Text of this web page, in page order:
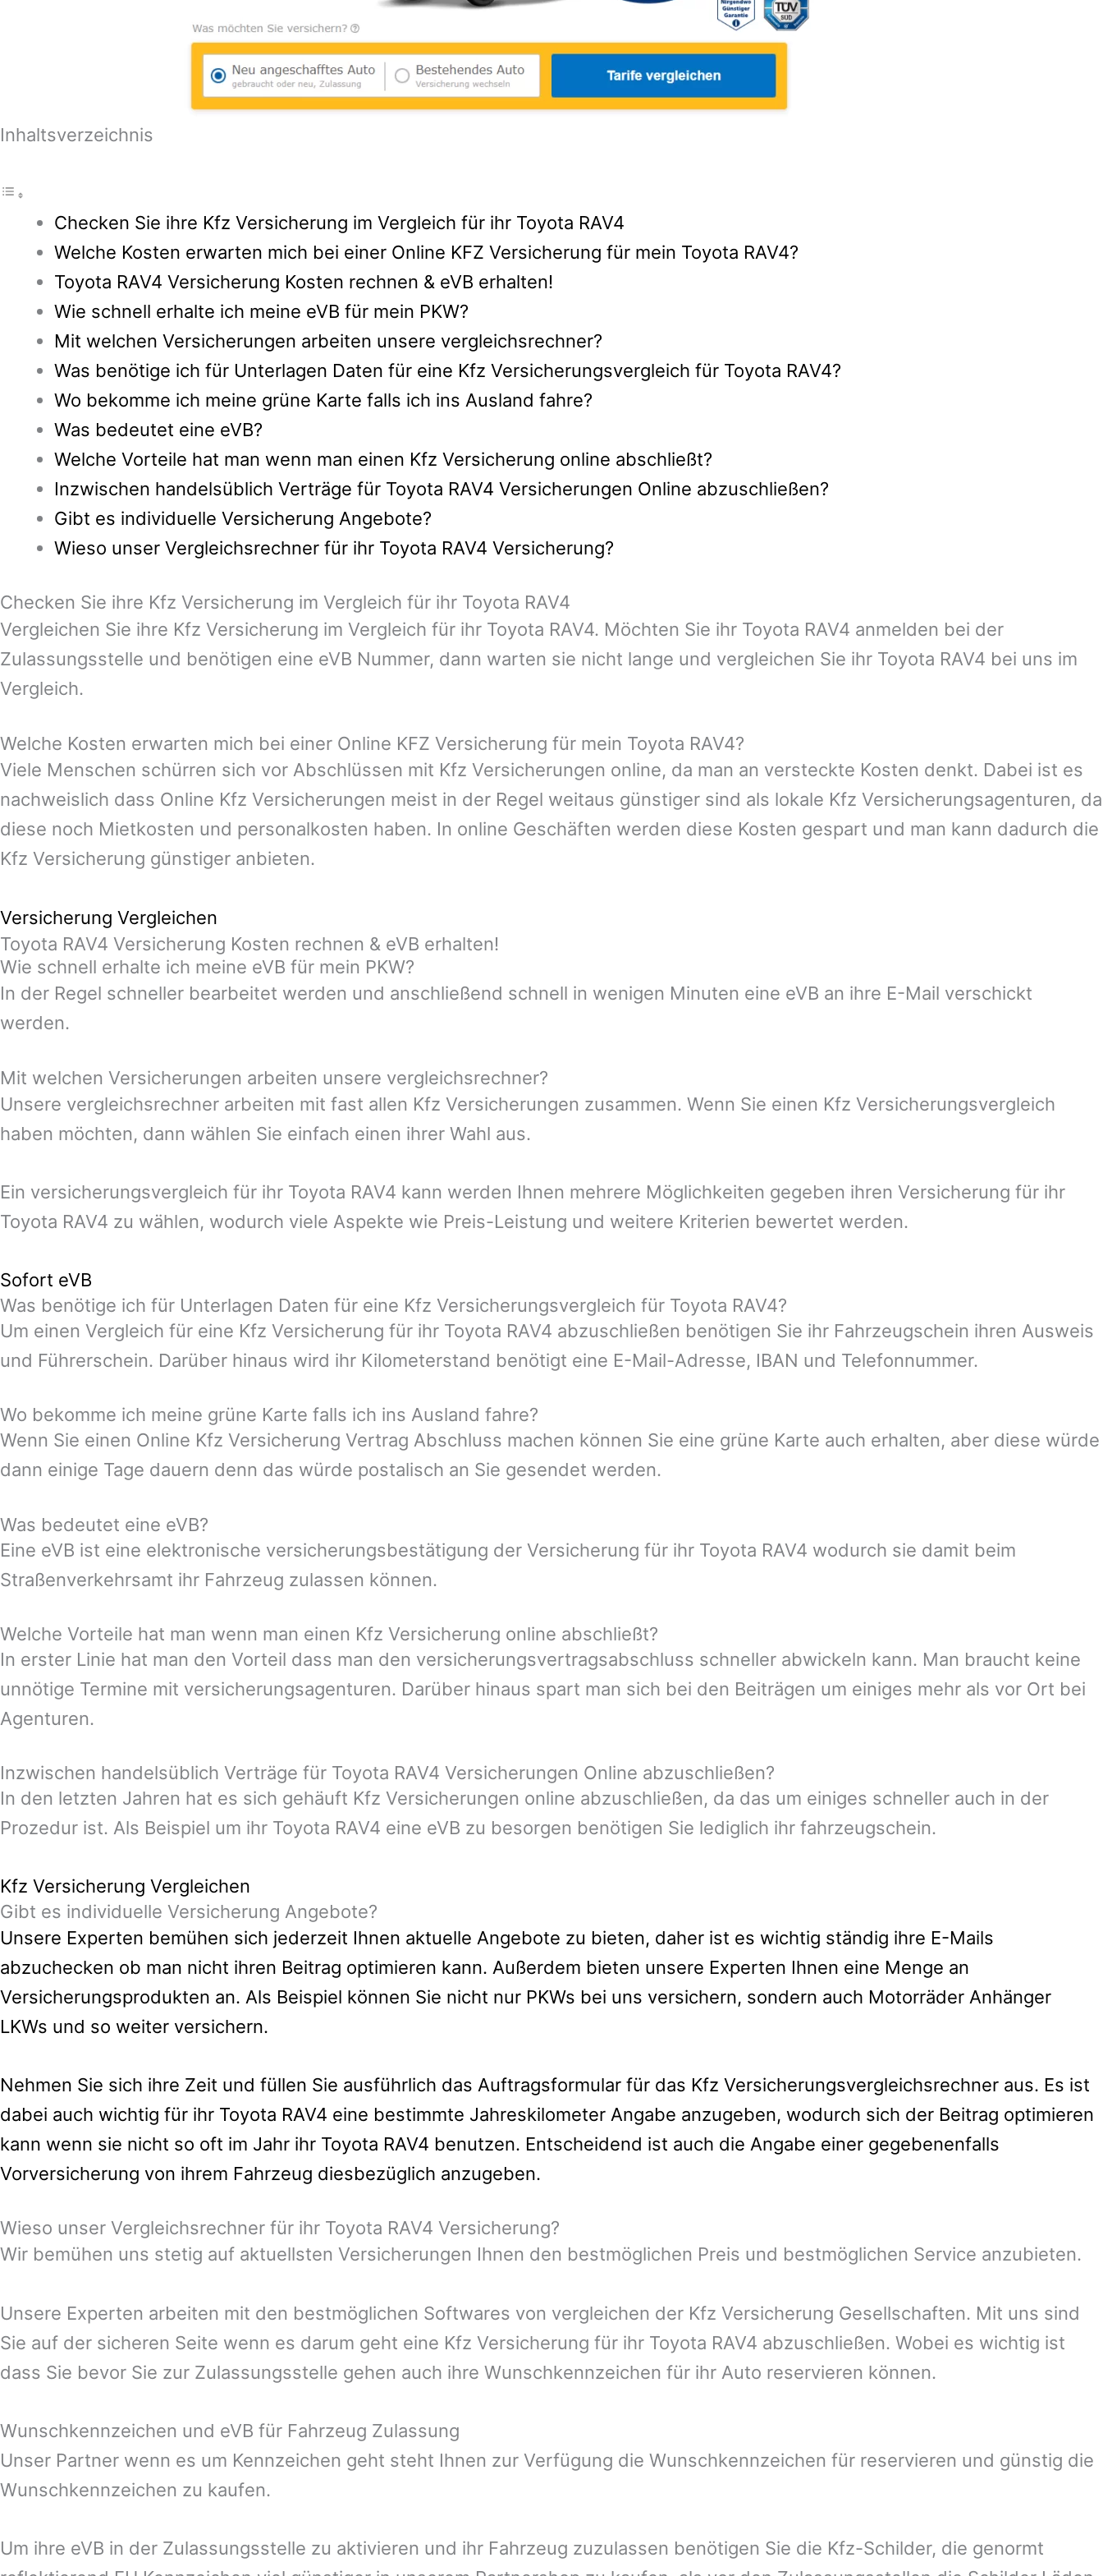
Inhaltsverzeichnis
Checken Sie ihre Kfz Versicherung im Vergleich für ihr Toyota RAV4
Welche Kosten erwarten mich bei einer Online KFZ Versicherung für mein Toyota RAV4?
Toyota RAV4 Versicherung Kosten rechnen & eVB erhalten!
Wie schnell erhalte ich meine eVB für mein PKW?
Mit welchen Versicherungen arbeiten unsere vergleichsrechner?
Was benötige ich für Unterlagen Daten für eine Kfz Versicherungsvergleich für Toyota RAV4?
Wo bekomme ich meine grüne Karte falls ich ins Ausland fahre?
Was bedeutet eine eVB?
Welche Vorteile hat man wenn man einen Kfz Versicherung online abschließt?
Inzwischen handelsüblich Verträge für Toyota RAV4 Versicherungen Online abzuschließen?
Gibt es individuelle Versicherung Angebote?
Wieso unser Vergleichsrechner für ihr Toyota RAV4 Versicherung?
Checken Sie ihre Kfz Versicherung im Vergleich für ihr Toyota RAV4
Vergleichen Sie ihre Kfz Versicherung im Vergleich für ihr Toyota RAV4. Möchten Sie ihr Toyota RAV4 anmelden bei der
Zulassungsstelle und benötigen eine eVB Nummer, dann warten sie nicht lange und vergleichen Sie ihr Toyota RAV4 bei uns im
Vergleich.
Welche Kosten erwarten mich bei einer Online KFZ Versicherung für mein Toyota RAV4?
Viele Menschen schürren sich vor Abschlüssen mit Kfz Versicherungen online, da man an versteckte Kosten denkt. Dabei ist es
nachweislich dass Online Kfz Versicherungen meist in der Regel weitaus günstiger sind als lokale Kfz Versicherungsagenturen, da
diese noch Mietkosten und personalkosten haben. In online Geschäften werden diese Kosten gespart und man kann dadurch die
Kfz Versicherung günstiger anbieten.
Versicherung Vergleichen
Toyota RAV4 Versicherung Kosten rechnen & eVB erhalten!
Wie schnell erhalte ich meine eVB für mein PKW?
In der Regel schneller bearbeitet werden und anschließend schnell in wenigen Minuten eine eVB an ihre E-Mail verschickt
werden.
Mit welchen Versicherungen arbeiten unsere vergleichsrechner?
Unsere vergleichsrechner arbeiten mit fast allen Kfz Versicherungen zusammen. Wenn Sie einen Kfz Versicherungsvergleich
haben möchten, dann wählen Sie einfach einen ihrer Wahl aus.
Ein versicherungsvergleich für ihr Toyota RAV4 kann werden Ihnen mehrere Möglichkeiten gegeben ihren Versicherung für ihr
Toyota RAV4 zu wählen, wodurch viele Aspekte wie Preis-Leistung und weitere Kriterien bewertet werden.
Sofort eVB
Was benötige ich für Unterlagen Daten für eine Kfz Versicherungsvergleich für Toyota RAV4?
Um einen Vergleich für eine Kfz Versicherung für ihr Toyota RAV4 abzuschließen benötigen Sie ihr Fahrzeugschein ihren Ausweis
und Führerschein. Darüber hinaus wird ihr Kilometerstand benötigt eine E-Mail-Adresse, IBAN und Telefonnummer.
Wo bekomme ich meine grüne Karte falls ich ins Ausland fahre?
Wenn Sie einen Online Kfz Versicherung Vertrag Abschluss machen können Sie eine grüne Karte auch erhalten, aber diese würde
dann einige Tage dauern denn das würde postalisch an Sie gesendet werden.
Was bedeutet eine eVB?
Eine eVB ist eine elektronische versicherungsbestätigung der Versicherung für ihr Toyota RAV4 wodurch sie damit beim
Straßenverkehrsamt ihr Fahrzeug zulassen können.
Welche Vorteile hat man wenn man einen Kfz Versicherung online abschließt?
In erster Linie hat man den Vorteil dass man den versicherungsvertragsabschluss schneller abwickeln kann. Man braucht keine
unnötige Termine mit versicherungsagenturen. Darüber hinaus spart man sich bei den Beiträgen um einiges mehr als vor Ort bei
Agenturen.
Inzwischen handelsüblich Verträge für Toyota RAV4 Versicherungen Online abzuschließen?
In den letzten Jahren hat es sich gehäuft Kfz Versicherungen online abzuschließen, da das um einiges schneller auch in der
Prozedur ist. Als Beispiel um ihr Toyota RAV4 eine eVB zu besorgen benötigen Sie lediglich ihr fahrzeugschein.
Kfz Versicherung Vergleichen
Gibt es individuelle Versicherung Angebote?
Unsere Experten bemühen sich jederzeit Ihnen aktuelle Angebote zu bieten, daher ist es wichtig ständig ihre E-Mails
abzuchecken ob man nicht ihren Beitrag optimieren kann. Außerdem bieten unsere Experten Ihnen eine Menge an
Versicherungsprodukten an. Als Beispiel können Sie nicht nur PKWs bei uns versichern, sondern auch Motorräder Anhänger
LKWs und so weiter versichern.
Nehmen Sie sich ihre Zeit und füllen Sie ausführlich das Auftragsformular für das Kfz Versicherungsvergleichsrechner aus. Es ist
dabei auch wichtig für ihr Toyota RAV4 eine bestimmte Jahreskilometer Angabe anzugeben, wodurch sich der Beitrag optimieren
kann wenn sie nicht so oft im Jahr ihr Toyota RAV4 benutzen. Entscheidend ist auch die Angabe einer gegebenenfalls
Vorversicherung von ihrem Fahrzeug diesbezüglich anzugeben.
Wieso unser Vergleichsrechner für ihr Toyota RAV4 Versicherung?
Wir bemühen uns stetig auf aktuellsten Versicherungen Ihnen den bestmöglichen Preis und bestmöglichen Service anzubieten.
Unsere Experten arbeiten mit den bestmöglichen Softwares von vergleichen der Kfz Versicherung Gesellschaften. Mit uns sind
Sie auf der sicheren Seite wenn es darum geht eine Kfz Versicherung für ihr Toyota RAV4 abzuschließen. Wobei es wichtig ist
dass Sie bevor Sie zur Zulassungsstelle gehen auch ihre Wunschkennzeichen für ihr Auto reservieren können.
Wunschkennzeichen und eVB für Fahrzeug Zulassung
Unser Partner wenn es um Kennzeichen geht steht Ihnen zur Verfügung die Wunschkennzeichen für reservieren und günstig die
Wunschkennzeichen zu kaufen.
Um ihre eVB in der Zulassungsstelle zu aktivieren und ihr Fahrzeug zuzulassen benötigen Sie die Kfz-Schilder, die genormt